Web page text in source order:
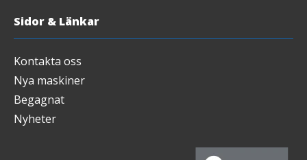
Sidor & Länkar
Kontakta oss
Nya maskiner
Begagnat
Nyheter